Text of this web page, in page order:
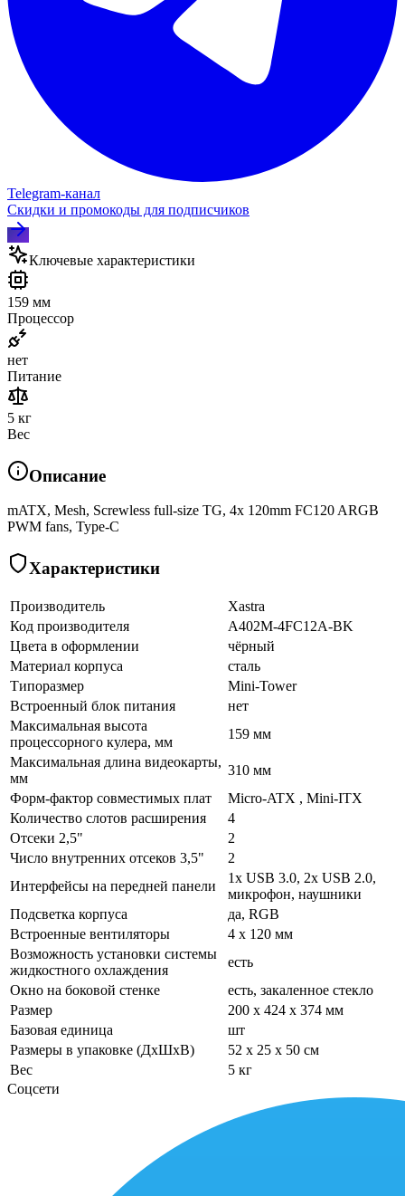
Telegram‑канал
Скидки и промокоды для подписчиков
Ключевые характеристики
159 мм
Процессор
нет
Питание
5 кг
Вес
Описание
mATX, Mesh, Screwless full-size TG, 4x 120mm FC120 ARGB
PWM fans, Type-C
Характеристики
Производитель
Xastra
Код производителя
A402M-4FC12A-BK
Цвета в оформлении
чёрный
Материал корпуса
сталь
Типоразмер
Mini-Tower
Встроенный блок питания
нет
Максимальная высота
процессорного кулера, мм
159 мм
Максимальная длина видеокарты,
мм
310 мм
Форм-фактор совместимых плат
Micro-ATX , Mini-ITX
Количество слотов расширения
4
Отсеки 2,5"
2
Число внутренних отсеков 3,5"
2
Интерфейсы на передней панели
1x USB 3.0, 2x USB 2.0,
микрофон, наушники
Подсветка корпуса
да, RGB
Встроенные вентиляторы
4 x 120 мм
Возможность установки системы
жидкостного охлаждения
есть
Окно на боковой стенке
есть, закаленное стекло
Размер
200 x 424 x 374 мм
Базовая единица
шт
Размеры в упаковке (ДхШхВ)
52 x 25 x 50 см
Вес
5 кг
Соцсети